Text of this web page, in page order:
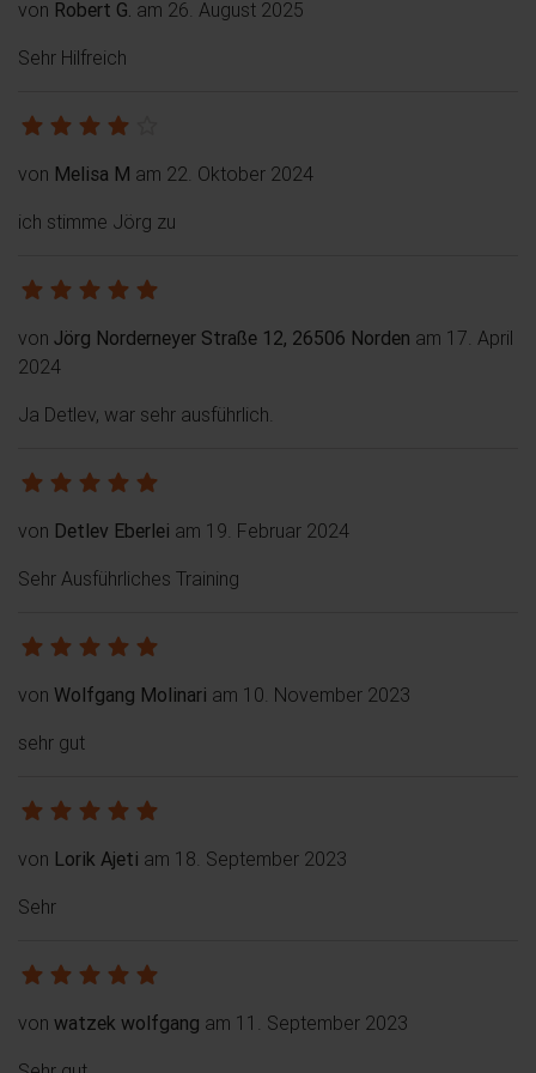
von Robert G. am 26. August 2025
Sehr Hilfreich
von Melisa M am 22. Oktober 2024
ich stimme Jörg zu
von Jörg Norderneyer Straße 12, 26506 Norden am 17. April
2024
Ja Detlev, war sehr ausführlich.
von Detlev Eberlei am 19. Februar 2024
Sehr Ausführliches Training
von Wolfgang Molinari am 10. November 2023
sehr gut
von Lorik Ajeti am 18. September 2023
Sehr
von watzek wolfgang am 11. September 2023